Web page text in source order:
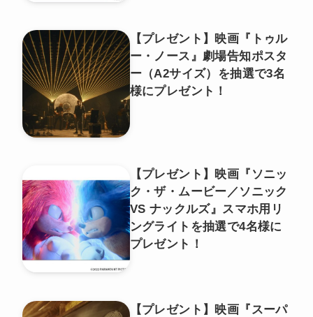
【プレゼント】映画『トゥル
ー・ノース』劇場告知ポスタ
ー（A2サイズ）を抽選で3名
様にプレゼント！
【プレゼント】映画『ソニッ
ク・ザ・ムービー／ソニック
VS ナックルズ』スマホ用リ
ングライトを抽選で4名様に
プレゼント！
【プレゼント】映画『スーパ